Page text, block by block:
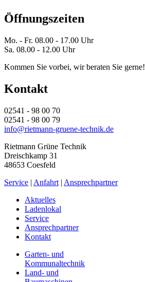
Öffnungszeiten
Mo. - Fr. 08.00 - 17.00 Uhr
Sa. 08.00 - 12.00 Uhr
Kommen Sie vorbei, wir beraten Sie gerne!
Kontakt
02541 - 98 00 70
02541 - 98 00 79
info@rietmann-gruene-technik.de
Rietmann Grüne Technik
Dreischkamp 31
48653 Coesfeld
Service | Anfahrt | Ansprechpartner
Aktuelles
Ladenlokal
Service
Ansprechpartner
Kontakt
Garten- und
Kommunaltechnik
Land- und